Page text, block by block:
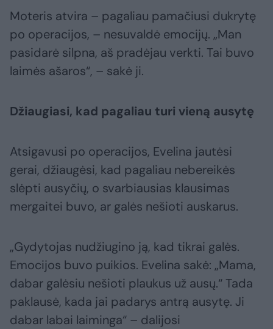
Moteris atvira – pagaliau pamačiusi dukrytę
po operacijos, – nesuvaldė emocijų. „Man
pasidarė silpna, aš pradėjau verkti. Tai buvo
laimės ašaros“, – sakė ji.
Džiaugiasi, kad pagaliau turi vieną ausytę
Atsigavusi po operacijos, Evelina jautėsi
gerai, džiaugėsi, kad pagaliau nebereikės
slėpti ausyčių, o svarbiausias klausimas
mergaitei buvo, ar galės nešioti auskarus.
„Gydytojas nudžiugino ją, kad tikrai galės.
Emocijos buvo puikios. Evelina sakė: „Mama,
dabar galėsiu nešioti plaukus už ausų.“ Tada
paklausė, kada jai padarys antrą ausytę. Ji
dabar labai laiminga“ – dalijosi